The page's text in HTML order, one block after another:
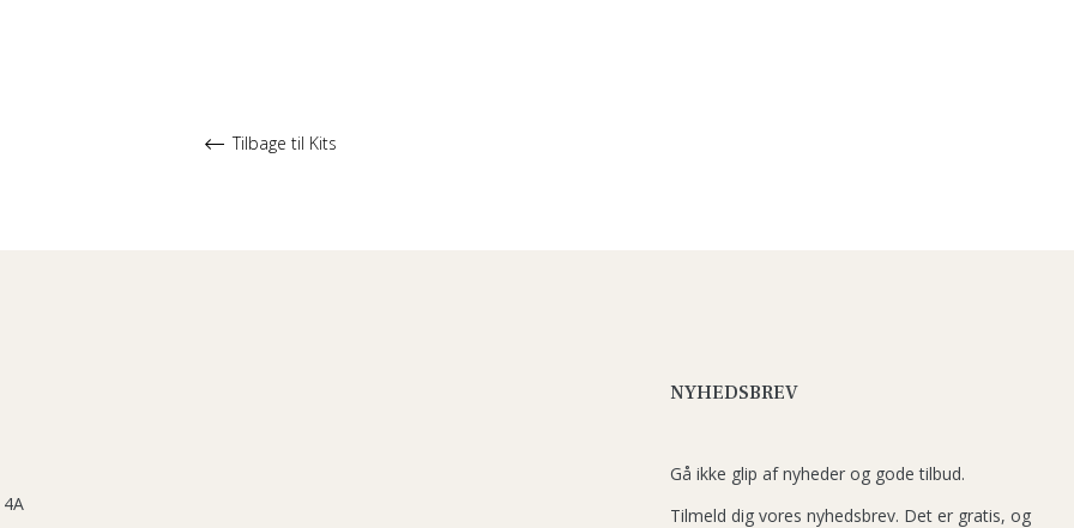
Tilbage til Kits
NYHEDSBREV
Gå ikke glip af nyheder og gode tilbud.
Tilmeld dig vores nyhedsbrev. Det er gratis, og